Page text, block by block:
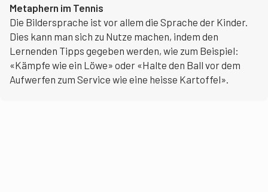
Metaphern im Tennis
Die Bildersprache ist vor allem die Sprache der Kinder.
Dies kann man sich zu Nutze machen, indem den
Lernenden Tipps gegeben werden, wie zum Beispiel:
«Kämpfe wie ein Löwe» oder «Halte den Ball vor dem
Aufwerfen zum Service wie eine heisse Kartoffel».